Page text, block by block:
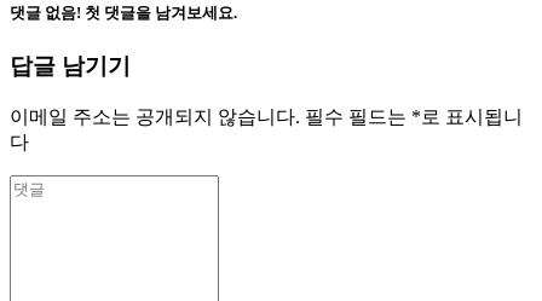
댓글 없음! 첫 댓글을 남겨보세요.
답글 남기기
이메일 주소는 공개되지 않습니다. 필수 필드는 *로 표시됩니
다